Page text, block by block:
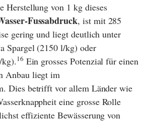
Herstellung von 1 kg dieses
Fussabdruck, ist mit 285
gering und liegt deutlich unter
Spargel (2150 l/kg) oder
16 Ein grosses Potenzial für einen
Anbau liegt im
Dies betrifft vor allem Länder wie
eine grosse Rolle
effiziente Bewässerung von